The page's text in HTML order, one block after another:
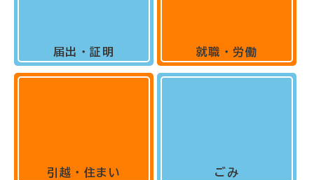
届出・証明
引越・住まい
就職・労働
ごみ